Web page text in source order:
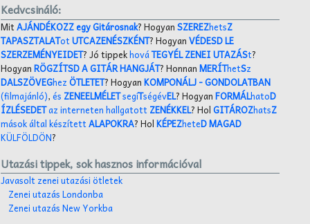
Kedvcsináló:
MitAJÁNDÉKOZZ egy Gitárosnak? HogyanSZEREZhetsZ
TAPASZTALATotUTCAZENÉSZKÉNT? HogyanVÉDESD LE
SZERZEMÉNYEIDET? Jó tippekhováTEGYÉL ZENEI UTAZÁSt?
HogyanRÖGZÍTSD A GITÁR HANGJÁT? HonnanMERÍThetSz
DALSZÖVEGhezÖTLETET? HogyanKOMPONÁLJ- GONDOLATBAN
(filmajánló),és ZENEELMÉLETsegíTségévEL? HogyanFORMÁLhatoD
ÍZLÉSEDETaz interneten hallgatott ZENÉKKEL? HolGITÁROZhatsZ
mások által készítettALAPOKRA? HolKÉPEZheteD MAGAD
KÜLFÖLDÖN?
Utazási tippek, sok hasznos információval
Javasolt zenei utazási ötletek
Zenei utazás Londonba
Zenei utazás New Yorkba